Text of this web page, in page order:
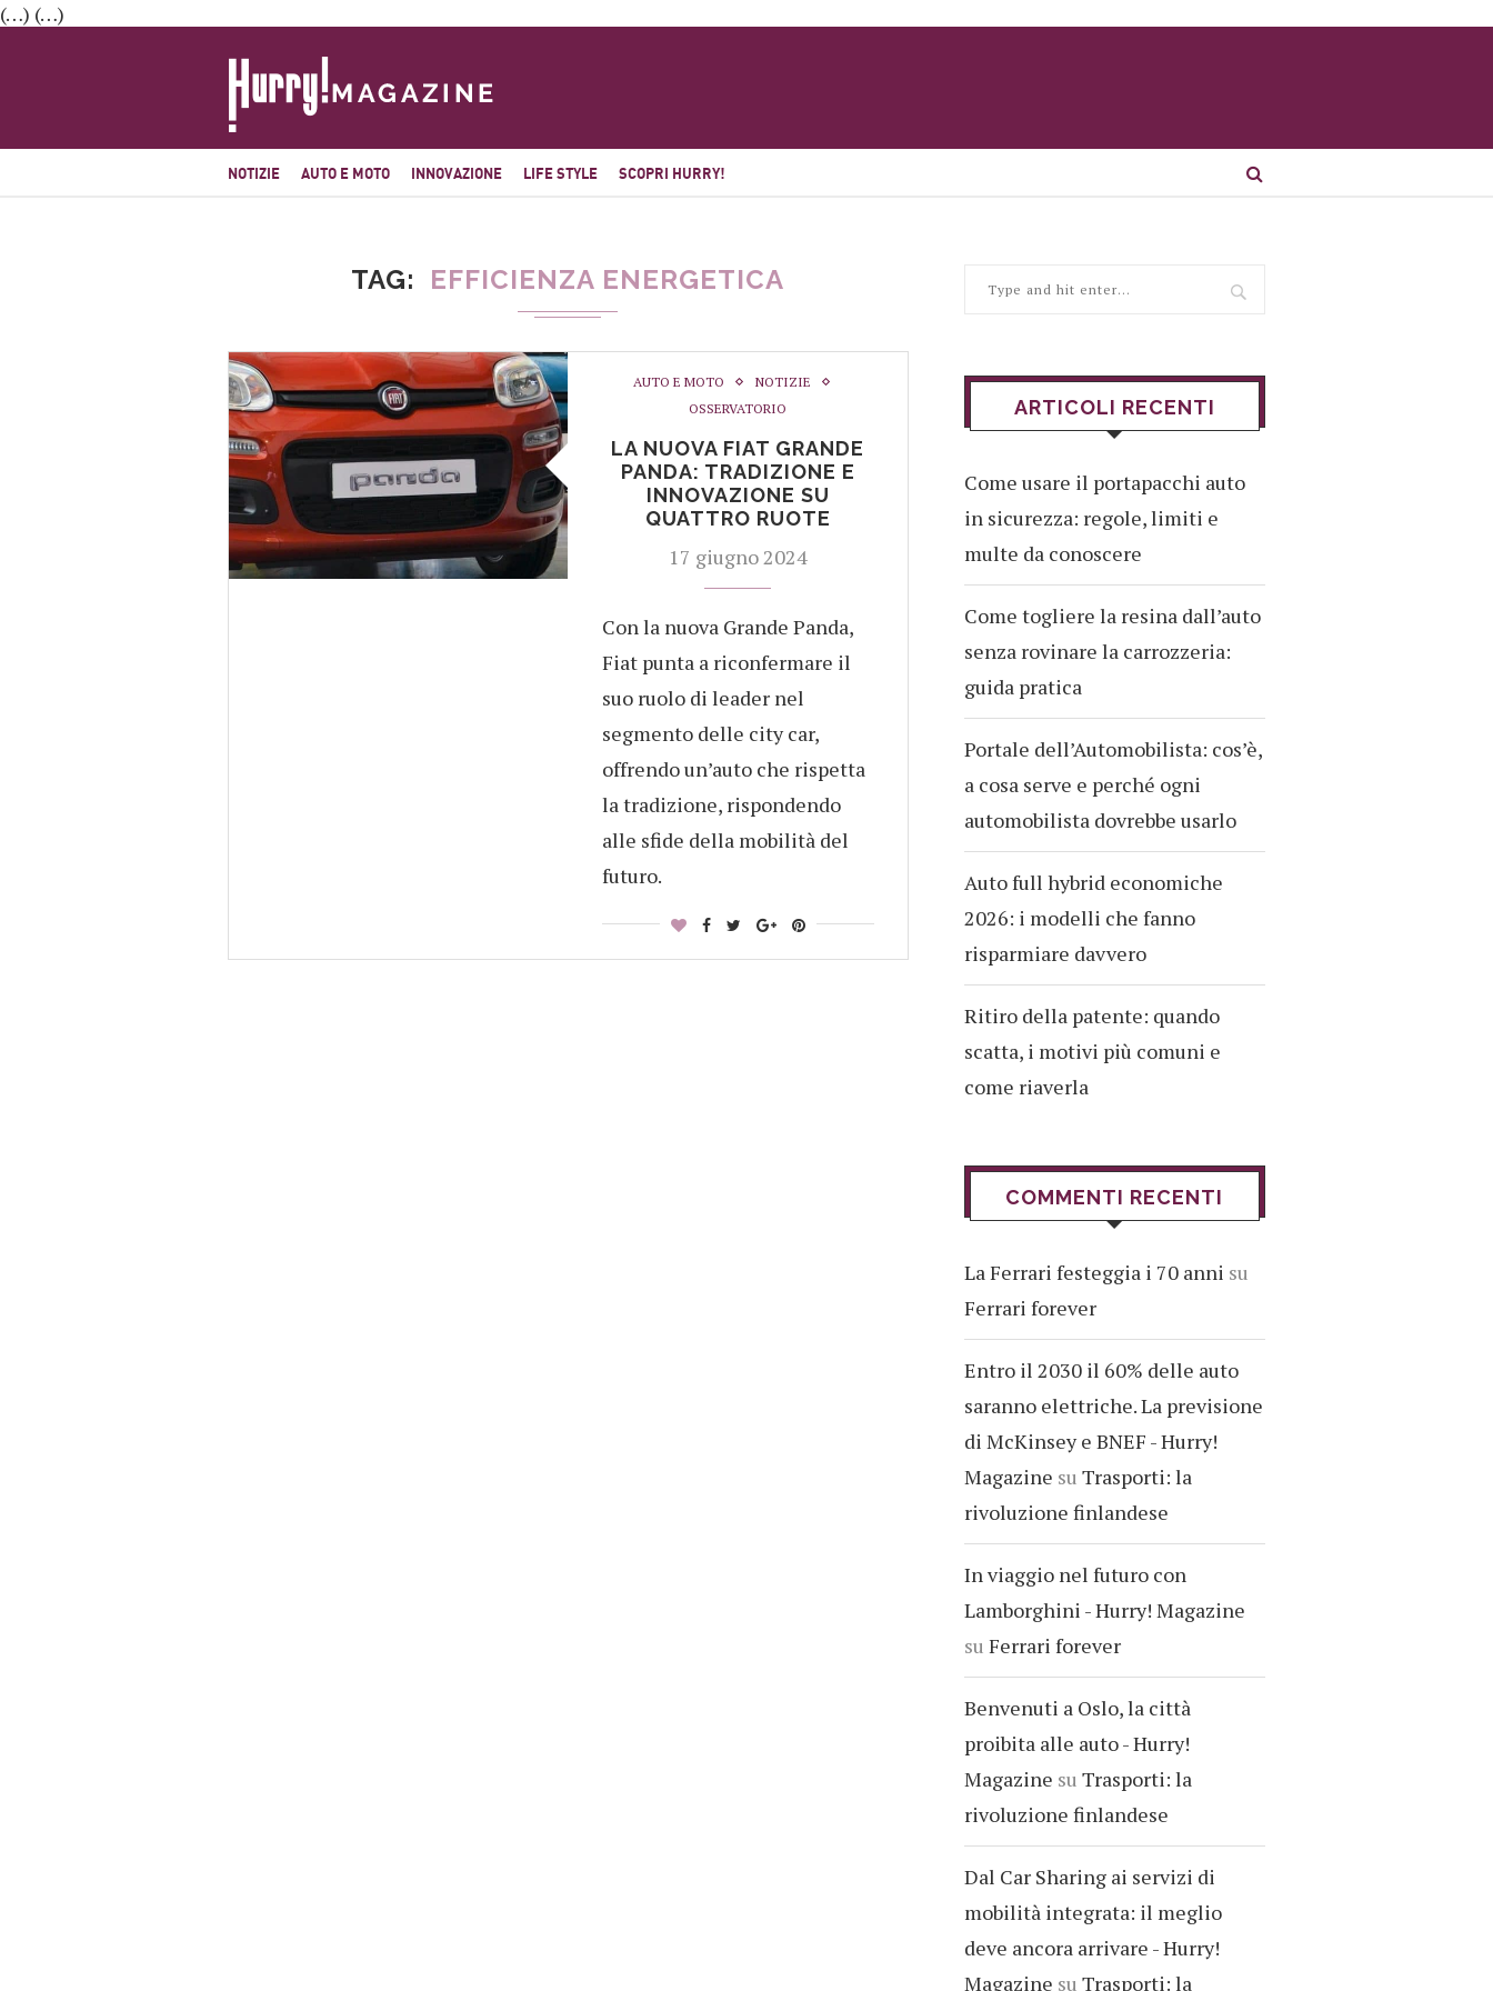
(…) (…)
NOTIZIE AUTO E MOTO INNOVAZIONE LIFE STYLE SCOPRI HURRY!
TAG EFFICIENZA ENERGETICA
AUTO E MOTO
NOTIZIE
OSSERVATORIO
LA NUOVA FIAT GRANDE
PANDA: TRADIZIONE E
INNOVAZIONE SU
QUATTRO RUOTE
17 giugno 2024
Con la nuova Grande Panda,
Fiat punta a riconfermare il
suo ruolo di leader nel
segmento delle city car,
offrendo un’auto che rispetta
la tradizione, rispondendo
alle sfide della mobilità del
futuro.
ARTICOLI RECENTI
Come usare il portapacchi auto
in sicurezza: regole, limiti e
multe da conoscere
Come togliere la resina dall’auto
senza rovinare la carrozzeria:
guida pratica
Portale dell’Automobilista: cos’è,
a cosa serve e perché ogni
automobilista dovrebbe usarlo
Auto full hybrid economiche
2026: i modelli che fanno
risparmiare davvero
Ritiro della patente: quando
scatta, i motivi più comuni e
come riaverla
COMMENTI RECENTI
La Ferrari festeggia i 70 anni su
Ferrari forever
Entro il 2030 il 60% delle auto
saranno elettriche. La previsione
di McKinsey e BNEF - Hurry!
Magazine su Trasporti: la
rivoluzione finlandese
In viaggio nel futuro con
Lamborghini - Hurry! Magazine
su Ferrari forever
Benvenuti a Oslo, la città
proibita alle auto - Hurry!
Magazine su Trasporti: la
rivoluzione finlandese
Dal Car Sharing ai servizi di
mobilità integrata: il meglio
deve ancora arrivare - Hurry!
Magazine su Trasporti: la